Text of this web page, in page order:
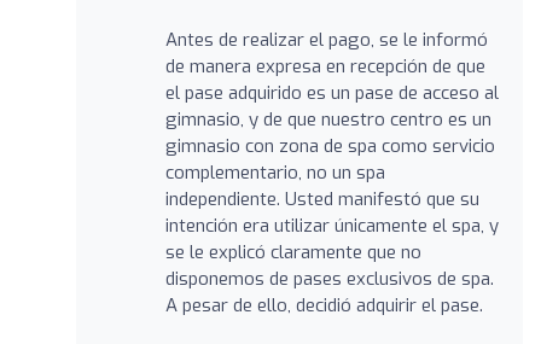
Antes de realizar el pago, se le informó
de manera expresa en recepción de que
el pase adquirido es un pase de acceso al
gimnasio, y de que nuestro centro es un
gimnasio con zona de spa como servicio
complementario, no un spa
independiente. Usted manifestó que su
intención era utilizar únicamente el spa, y
se le explicó claramente que no
disponemos de pases exclusivos de spa.
A pesar de ello, decidió adquirir el pase.